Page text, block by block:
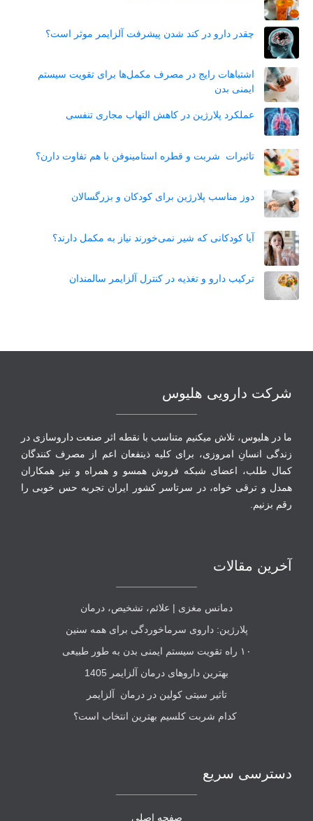
چقدر دارو در کند شدن پیشرفت آلزایمر موثر است؟
اشتباهات رایج در مصرف مکمل‌ها برای تقویت سیستم
ایمنی بدن
عملکرد پلارژین در کاهش التهاب مجاری تنفسی
تاثیرات شربت و قطره استامینوفن با هم تفاوت دارن؟
دوز مناسب پلارژین برای کودکان و بزرگسالان
آیا کودکانی که شیر نمی‌خورند نیاز به مکمل دارند؟
ترکیب دارو و تغذیه در کنترل آلزایمر سالمندان
شرکت دارویی هلیوس
ما در هلیوس، تلاش می‏کنیم متناسب با نقطه‏ اثر صنعت داروسازی در
زندگی انسانِ امروزی، برای کلیه ذینفعان اعم از مصرف‏ کنندگان
‏کمال طلب، اعضای شبکه فروش همسو و همراه و نیز همکاران
همدل و ترقی‏ خواه، در سرتاسر کشور ایران تجربه حس خوبی را
رقم بزنیم.
آخرین مقالات
دمانس مغزی | علائم، تشخیص، درمان
پلارژین: داروی سرماخوردگی برای همه سنین
۱۰ راه تقویت سیستم ایمنی بدن به طور طبیعی
بهترین داروهای درمان آلزایمر 1405
تاثیر سیتی کولین در درمان آلزایمر
کدام شربت کلسیم بهترین انتخاب است؟
دسترسی سریع
صفحه اصلی